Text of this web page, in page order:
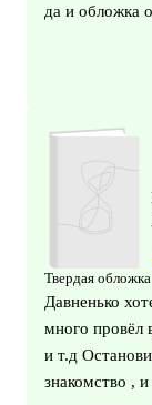
да и обложка
Твердая обложка
Давненько
много провёл
и т.д
знакомство ,